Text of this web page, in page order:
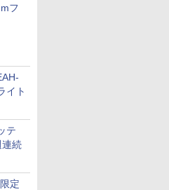
フ
イト
テ
連続
定